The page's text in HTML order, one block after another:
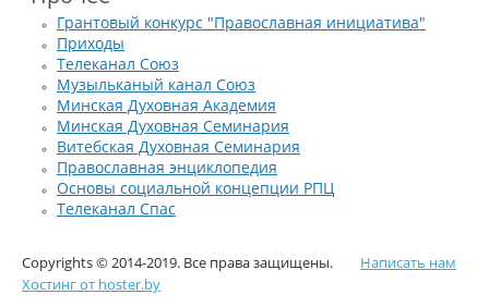
частичным использованием содержащихся в них
младенцех, не приемших благодати святаго Крещения.
Патриархия.ru/ Church.by
Грантовый конкурс "Православная инициатива"
Приходы
Телеканал Союз
Музыльканый канал Союз
Минская Духовная Академия
Минская Духовная Семинария
Витебская Духовная Семинария
Православная энциклопедия
Основы социальной концепции РПЦ
Телеканал Спас
Copyrights © 2014-2019. Все права защищены.
Хостинг от hoster.by
Написать нам